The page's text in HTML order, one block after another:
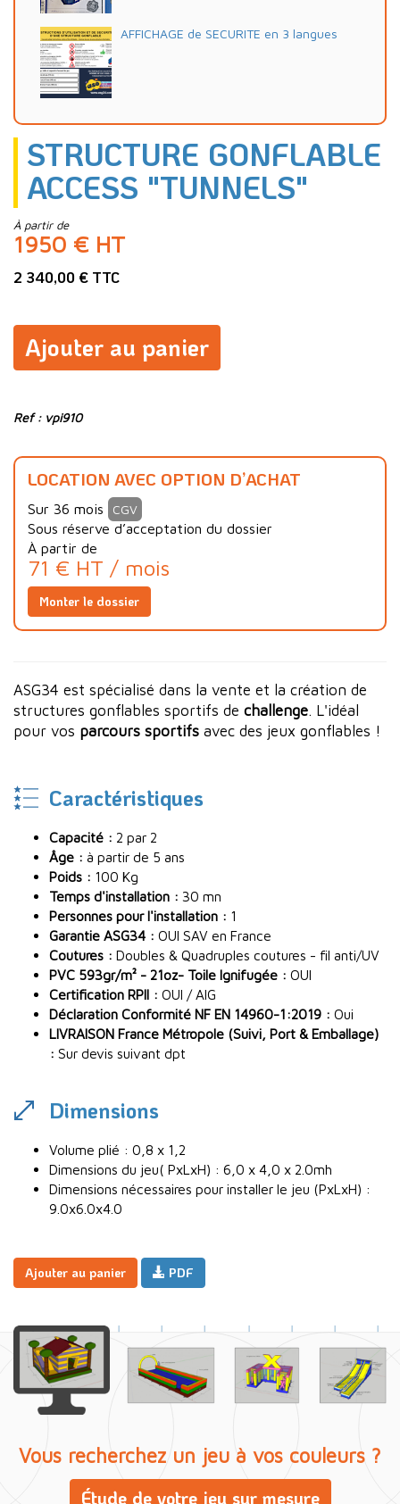
AFFICHAGE de SECURITE en 3 langues
STRUCTURE GONFLABLE
ACCESS "TUNNELS"
À partir de
1950 € HT
2 340,00 € TTC
Ajouter au panier
Ref : vpi910
LOCATION AVEC OPTION D’ACHAT
Sur 36 mois CGV
Sous réserve d’acceptation du dossier
À partir de
71 € HT / mois
Monter le dossier
ASG34 est spécialisé dans la vente et la création de
structures gonflables sportifs de challenge. L'idéal
pour vos parcours sportifs avec des jeux gonflables !
Caractéristiques
Capacité : 2 par 2
Âge : à partir de 5 ans
Poids : 100 Kg
Temps d'installation : 30 mn
Personnes pour l'installation : 1
Garantie ASG34 : OUI SAV en France
Coutures : Doubles & Quadruples coutures - fil anti/UV
PVC 593gr/m² - 21oz- Toile Ignifugée : OUI
Certification RPII : OUI / AIG
Déclaration Conformité NF EN 14960-1:2019 : Oui
LIVRAISON France Métropole (Suivi, Port & Emballage)
: Sur devis suivant dpt
Dimensions
Volume plié : 0,8 x 1,2
Dimensions du jeu( PxLxH) : 6,0 x 4,0 x 2.0mh
Dimensions nécessaires pour installer le jeu (PxLxH) :
9.0x6.0x4.0
Ajouter au panier PDF
Vous recherchez un jeu à vos couleurs ?
Étude de votre jeu sur mesure